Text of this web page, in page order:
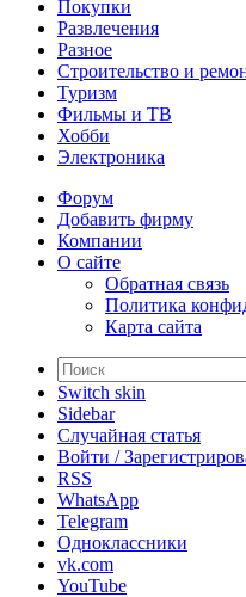
Покупки
Развлечения
Разное
Строительство и
Туризм
Фильмы и ТВ
Хобби
Электроника
Форум
Добавить фирму
Компании
О сайте
Обратная связь
Политика
Карта сайта
Switch skin
Sidebar
Случайная статья
Войти /
RSS
WhatsApp
Telegram
Одноклассники
vk.com
YouTube